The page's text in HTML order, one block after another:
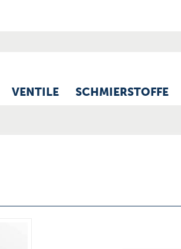
VENTILE SCHMIERSTOFFE